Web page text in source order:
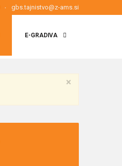
gbs.tajnistvo@z-ams.si
E-GRADIVA
×